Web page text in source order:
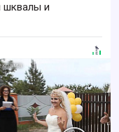
шквалы и